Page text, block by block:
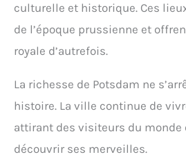
culturelle et historique. Ces
de l’époque prussienne et
royale d’autrefois.
La richesse de Potsdam ne
histoire. La ville continue de
attirant des visiteurs du monde
découvrir ses merveilles.